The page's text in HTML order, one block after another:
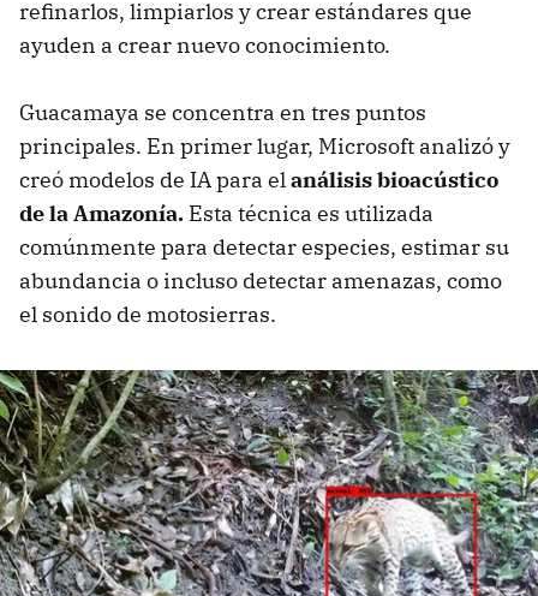
refinarlos, limpiarlos y crear estándares que
ayuden a crear nuevo conocimiento.
Guacamaya se concentra en tres puntos
principales. En primer lugar, Microsoft analizó y
creó modelos de IA para elanálisis bioacústico
de la Amazonía. Esta técnica es utilizada
comúnmente para detectar especies, estimar su
abundancia o incluso detectar amenazas, como
el sonido de motosierras.